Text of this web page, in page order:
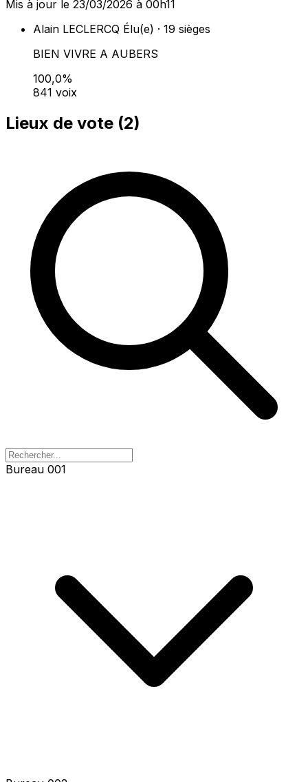
Mis à jour le 23/03/2026 à 00h11
Alain LECLERCQ Élu(e) · 19 sièges
BIEN VIVRE A AUBERS
100,0%
841 voix
Lieux de vote (2)
Bureau 001